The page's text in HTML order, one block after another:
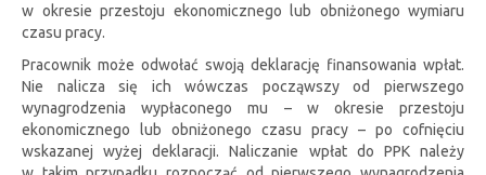
w okresie przestoju ekonomicznego lub obniżonego wymiaru
czasu pracy.
Pracownik może odwołać swoją deklarację finansowania wpłat.
Nie nalicza się ich wówczas począwszy od pierwszego
wynagrodzenia wypłaconego mu – w okresie przestoju
ekonomicznego lub obniżonego czasu pracy – po cofnięciu
wskazanej wyżej deklaracji. Naliczanie wpłat do PPK należy